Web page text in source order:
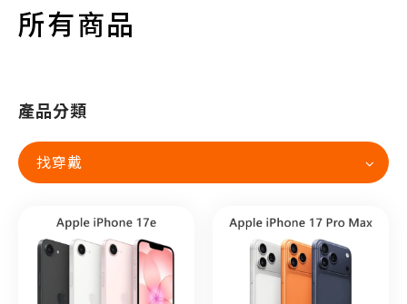
所有商品
產品分類
找穿戴